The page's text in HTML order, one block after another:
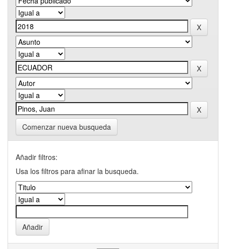
Comenzar nueva busqueda
Añadir filtros:
Usa los filtros para afinar la busqueda.